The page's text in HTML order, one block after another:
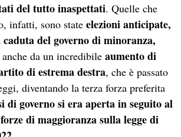
del tutto inaspettati. Quelle che
infatti, sono stateelezioni anticipate,
caduta del governo di minoranza,
anche da un incredibileaumento di
di estrema destra, che è passato
diventando la terza forza preferita
di governo si era aperta in seguito al
di maggioranza sulla legge di